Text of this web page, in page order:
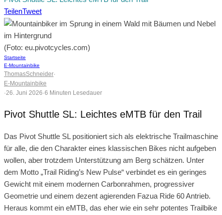
TeilenTweet
(Foto: eu.pivotcycles.com)
Startseite
E-Mountainbike
ThomasSchneider·
E-Mountainbike
·26. Juni 2026·6 Minuten Lesedauer
Pivot Shuttle SL: Leichtes eMTB für den Trail
Das Pivot Shuttle SL positioniert sich als elektrische Trailmaschine
für alle, die den Charakter eines klassischen Bikes nicht aufgeben
wollen, aber trotzdem Unterstützung am Berg schätzen. Unter
dem Motto „Trail Riding’s New Pulse“ verbindet es ein geringes
Gewicht mit einem modernen Carbonrahmen, progressiver
Geometrie und einem dezent agierenden Fazua Ride 60 Antrieb.
Heraus kommt ein eMTB, das eher wie ein sehr potentes Trailbike